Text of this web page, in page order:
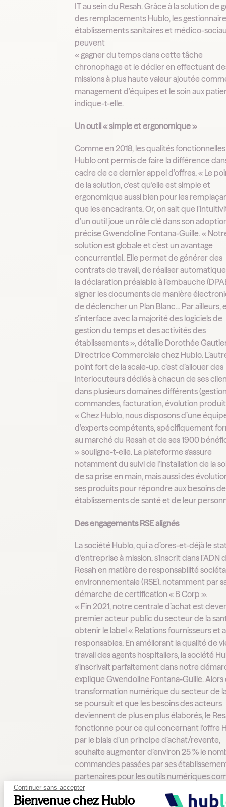
Continuer sans accepter
Bienvenue chez Hublo
IT au sein du Resah. Grâce à la solution de
des remplacements Hublo, les
établissements sanitaires et médico-
peuvent
« gagner du temps dans cette tâche
chronophage et le dédier en effectuant
missions à plus haute valeur ajoutée
management d’équipes et le soin aux
indique-t-elle.
Un outil « simple et ergonomique »
Comme en 2018, les qualités
Hublo ont permis de faire la différence
cadre de ce dernier appel d’offres. « Le
de la solution, c’est qu’elle est simple et
ergonomique aussi bien pour les
que les encadrants. Or, on sait que
d’un outil joue un rôle clé dans son
précise Gwendoline Fontana-Guille. «
solution est globale et c’est un avantage
concurrentiel. Elle permet de générer des
contrats de travail, de réaliser
la déclaration préalable à l’embauche
signer les documents de manière
de déclencher un Plan Blanc... Par ailleurs,
s’interface avec la majorité des logiciels de
gestion du temps et des activités des
établissements », détaille Dorothée
Directrice Commerciale chez Hublo.
point fort de la scale-up, c’est d’allouer des
interlocuteurs dédiés à chacun de ses
dans plusieurs domaines différents
commandes, facturation, évolution
« Chez Hublo, nous disposons d’une
d’experts compétents, spécifiquement
au marché du Resah et de ses 1900
» souligne-t-elle. La plateforme s’assure
notamment du suivi de l’installation de la
de sa prise en main, mais aussi des
ses produits pour répondre aux besoins
établissements de santé et de leur
Des engagements RSE alignés
La société Hublo, qui a d’ores-et-déjà le
d’entreprise à mission, s’inscrit dans l’ADN
Resah en matière de responsabilité
environnementale (RSE), notamment par
démarche de certification « B Corp ».
« Fin 2021, notre centrale d’achat est
premier acteur public du secteur de la
obtenir le label « Relations fournisseurs et
responsables. En améliorant la qualité de
travail des agents hospitaliers, la société
s’inscrivait parfaitement dans notre
explique Gwendoline Fontana-Guille. Alors
transformation numérique du secteur de
se poursuit et que les besoins des acteurs
deviennent de plus en plus élaborés, le
fonctionne pour ce qui concernant l’offre
par le biais d’un principe d’achat/revente,
souhaite augmenter d’environ 25 % le
commandes passées par ses
partenaires pour les outils numériques
Hublo. Un objectif ambitieux que la scale-
compte bien accompagner.